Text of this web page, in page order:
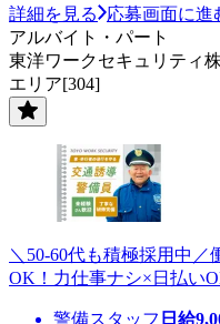
詳細を見る
応募画面に進
アルバイト・パート
東洋ワークセキュリティ
エリア[304]
＼50-60代も積極採用中
OK！力仕事ナシ×日払い
警備スタッフ 日給